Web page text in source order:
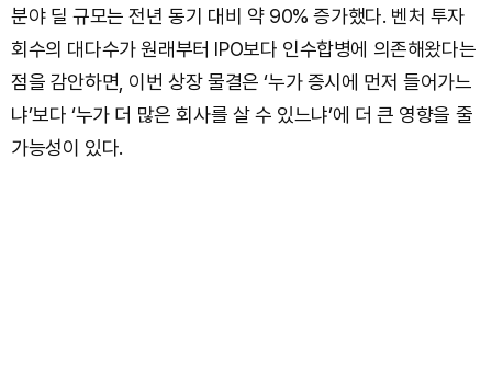
분야 딜 규모는 전년 동기 대비 약 90% 증가했다. 벤처 투자
회수의 대다수가 원래부터 IPO보다 인수합병에 의존해왔다는
점을 감안하면, 이번 상장 물결은 ‘누가 증시에 먼저 들어가느
냐’보다 ‘누가 더 많은 회사를 살 수 있느냐’에 더 큰 영향을 줄
가능성이 있다.